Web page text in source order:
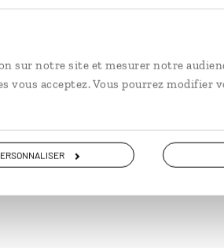
sur notre site et mesurer notre
vous acceptez. Vous pourrez modifier